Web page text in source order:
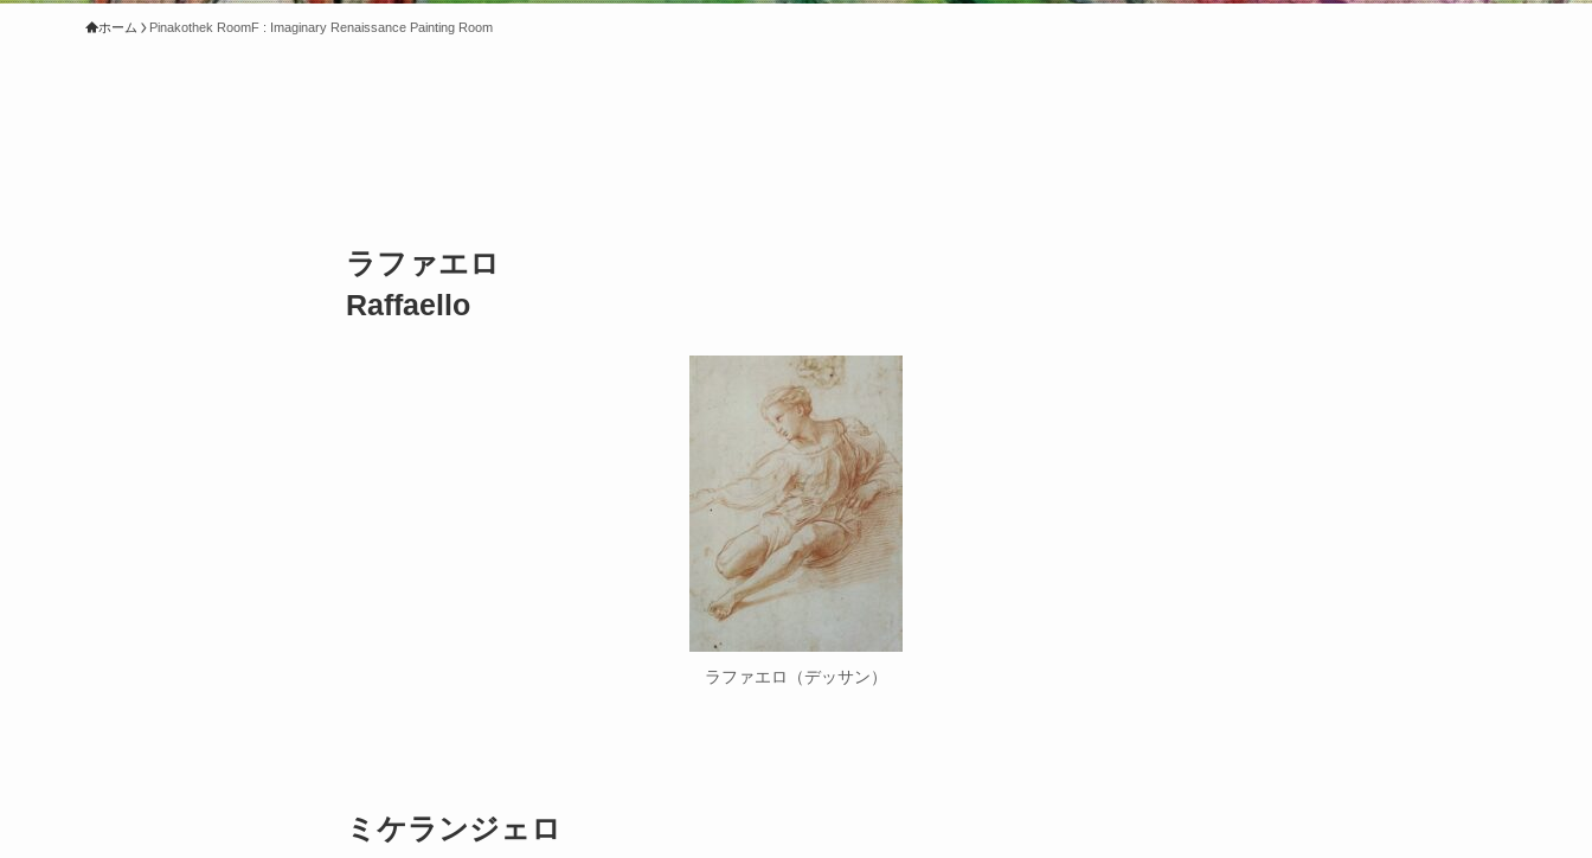
ホーム Pinakothek RoomF : Imaginary Renaissance Painting Room
ラファエロ
Raffaello
ラファエロ（デッサン）
ミケランジェロ